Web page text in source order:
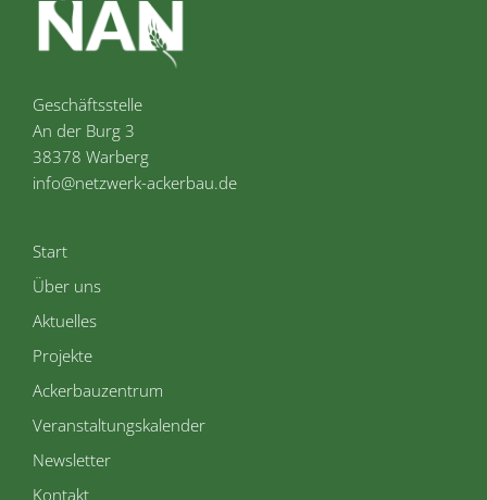
Geschäftsstelle
An der Burg 3
38378 Warberg
info@netzwerk-ackerbau.de
Start
Über uns
Aktuelles
Projekte
Ackerbauzentrum
Veranstaltungskalender
Newsletter
Kontakt